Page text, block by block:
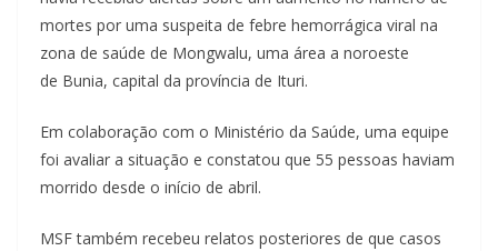
mortes por uma suspeita de febre hemorrágica viral na
zona de saúde de Mongwalu, uma área a noroeste
de Bunia, capital da província de Ituri.
Em colaboração com o Ministério da Saúde, uma equipe
foi avaliar a situação e constatou que 55 pessoas haviam
morrido desde o início de abril.
MSF também recebeu relatos posteriores de que casos